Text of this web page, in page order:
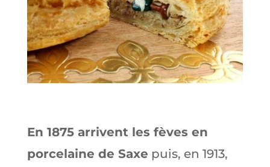
En 1875 arrivent les fèves en
porcelaine de Saxe puis, en 1913,